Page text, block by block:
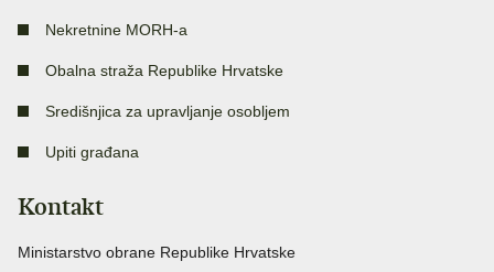
Nekretnine MORH-a
Obalna straža Republike Hrvatske
Središnjica za upravljanje osobljem
Upiti građana
Kontakt
Ministarstvo obrane Republike Hrvatske